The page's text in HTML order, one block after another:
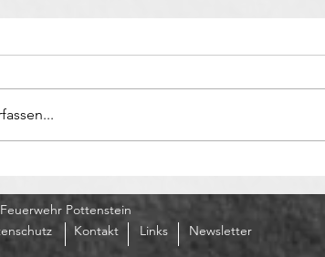
Pottenstein
Kontakt Links Newsletter